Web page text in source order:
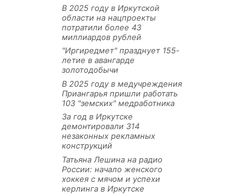
В 2025 году в Иркутской
области на нацпроекты
потратили более 43
миллиардов рублей
"Иргиредмет" празднует 155-
летие в авангарде
золотодобычи
В 2025 году в медучреждения
Приангарья пришли работать
103 "земских" медработника
За год в Иркутске
демонтировали 314
незаконных рекламных
конструкций
Татьяна Лешина на радио
России: начало женского
хоккея с мячом и успехи
керлинга в Иркутске